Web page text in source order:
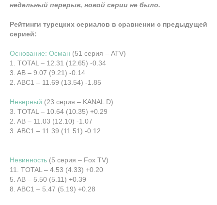
недельный перерыв, новой серии не было.
Рейтинги турецких сериалов в сравнении с предыдущей
серией:
Основание: Осман (51 серия – ATV)
1. TOTAL – 12.31 (12.65) -0.34
3. AB – 9.07 (9.21) -0.14
2. ABC1 – 11.69 (13.54) -1.85
Неверный (23 серия – KANAL D)
3. TOTAL – 10.64 (10.35) +0.29
2. AB – 11.03 (12.10) -1.07
3. ABC1 – 11.39 (11.51) -0.12
Невинность (5 серия – Fox TV)
11. TOTAL – 4.53 (4.33) +0.20
5. AB – 5.50 (5.11) +0.39
8. ABC1 – 5.47 (5.19) +0.28